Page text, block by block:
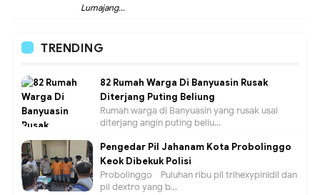
Lumajang...
TRENDING
82 Rumah Warga Di Banyuasin Rusak
Diterjang Puting Beliung
Rumah warga di Banyuasin yang rusak usai
diterjang angin puting beliu...
Pengedar Pil Jahanam Kota Probolinggo
Keok Dibekuk Polisi
Probolinggo - Puluhan ribu pil trihexypinidil dan
pil dextro yang b...